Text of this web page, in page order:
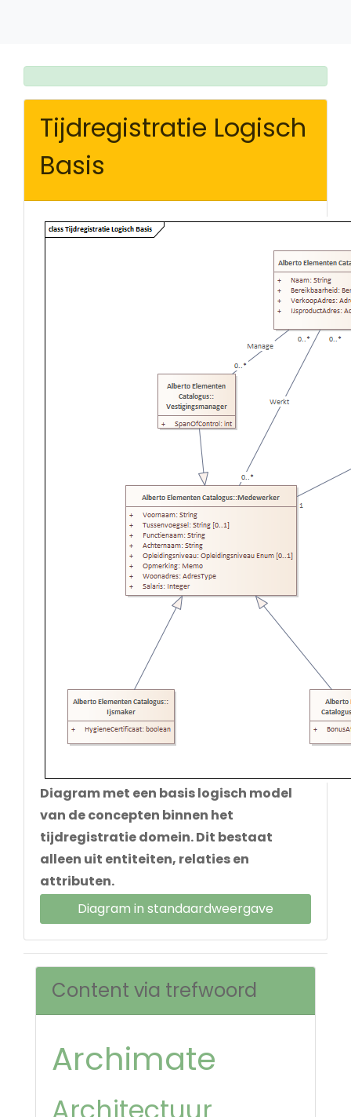
Tijdregistratie Logisch
Basis
Diagram met een basis logisch model
van de concepten binnen het
tijdregistratie domein. Dit bestaat
alleen uit entiteiten, relaties en
attributen.
Diagram in standaardweergave
Content via trefwoord
Archimate